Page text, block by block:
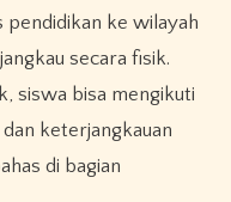
pendidikan ke wilayah
secara fisik.
siswa bisa mengikuti
keterjangkauan
di bagian